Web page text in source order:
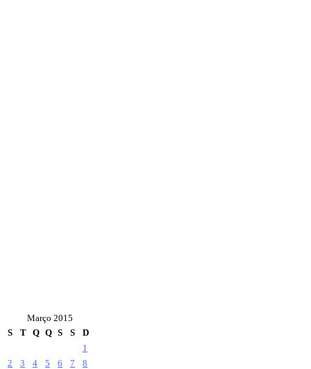
Março 2015
S
T Q Q S S
D
1
2
3 4 5 6 7
8